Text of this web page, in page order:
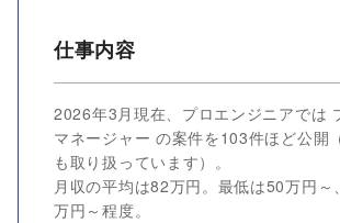
仕事内容
2026年3月現在、プロエンジニアでは
マネージャー の案件を103件ほど公開
も取り扱っています）。
月収の平均は82万円。最低は50万円～
万円～程度。